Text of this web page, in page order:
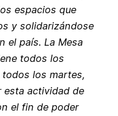
espacios que
y solidarizándose
el país. La Mesa
todos los
los martes,
esta actividad de
el fin de poder